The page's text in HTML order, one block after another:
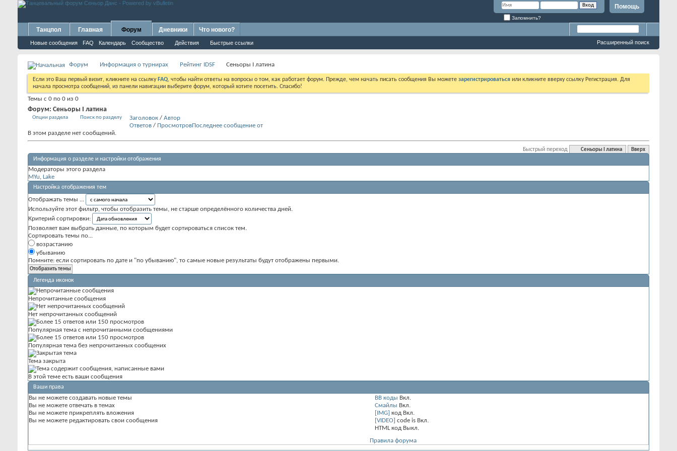
Помощь
Запомнить?
Танцпол Главная Форум
Новые сообщения FAQ Календарь Сообщество Действия Быстрые ссылки
Дневники Что нового?
Расширенный поиск
Форум Информация о турнирах Рейтинг IDSF Сеньоры I латина
Если это Ваш первый визит, кликните на ссылку FAQ, чтобы найти ответы на вопросы о том, как работает форум. Прежде, чем начать писать сообщения Вы можете зарегистрироваться или кликните вверху ссылку Регистрация. Для
начала просмотра сообщений, из панели навигации выберите форум, который хотите посетить. Спасибо!
Темы с 0 по 0 из 0
Форум: Сеньоры I латина
Опции раздела Поиск по разделу Заголовок / Автор
Ответов / ПросмотровПоследнее сообщение от
В этом разделе нет сообщений.
Быстрый переход Сеньоры I латина Вверх
Информация о разделе и настройки отображения
Модераторы этого раздела
MYu, Lake
Настройка отображения тем
Отображать темы ...
Используйте этот фильтр, чтобы отобразить темы, не старше определённого количества дней.
Критерий сортировки:
Позволяет вам выбрать данные, по которым будет сортироваться список тем.
Сортировать темы по...
возрастанию
убыванию
Помните: если сортировать по дате и "по убыванию", то самые новые результаты будут отображены первыми.
Легенда иконок
Непрочитанные сообщения
Нет непрочитанных сообщений
Популярная тема с непрочитанными сообщениями
Популярная тема без непрочитанных сообщених
Тема закрыта
В этой теме есть ваши сообщения
Ваши права
Вы не можете создавать новые темы
Вы не можете отвечать в темах
Вы не можете прикреплять вложения
Вы не можете редактировать свои сообщения
BB коды Вкл.
Смайлы Вкл.
[IMG] код Вкл.
[VIDEO] code is Вкл.
HTML код Выкл.
Правила форума